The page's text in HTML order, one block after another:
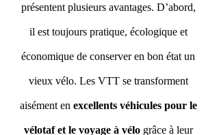
présentent plusieurs avantages. D’abord,
il est toujours pratique, écologique et
économique de conserver en bon état un
vieux vélo. Les VTT se transforment
aisément en excellents véhicules pour le
vélotaf et le voyage à vélo grâce à leur